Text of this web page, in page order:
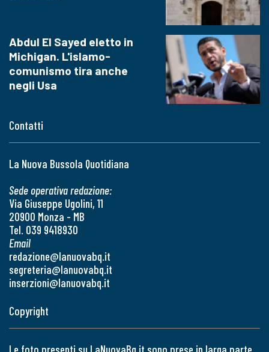
Contatti
La Nuova Bussola Quotidiana
Sede operativa redazione:
Via Giuseppe Ugolini, 11
20900 Monza - MB
Tel. 039 9418930
Email
redazione@lanuovabq.it
segreteria@lanuovabq.it
inserzioni@lanuovabq.it
Abdul El Sayed eletto in
Michigan. L'islamo-
comunismo tira anche
negli Usa
Copyright
Le foto presenti su LaNuovaBq.it sono prese in larga parte